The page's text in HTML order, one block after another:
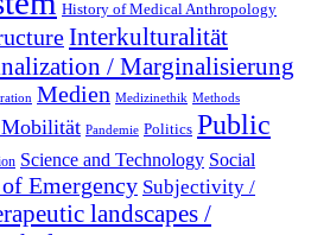
History of Medical Anthropology
Interkulturalität
/ Marginalisierung
Medien Medizinethik Methods
Pandemie Politics Public
Science and Technology Social
Emergency Subjectivity /
landscapes /